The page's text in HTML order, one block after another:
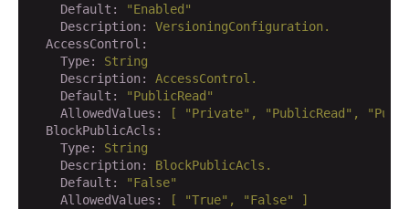
    Default:
"Enabled"
    Description:
VersioningConfiguration.
  AccessControl:
    Type:
String
    Description:
AccessControl.
    Default:
"PublicRead"
    AllowedValues:
[ "Private" , "PublicRead" ,
  BlockPublicAcls:
    Type:
String
    Description:
BlockPublicAcls.
    Default:
"False"
    AllowedValues:
[ "True" , "False"
]